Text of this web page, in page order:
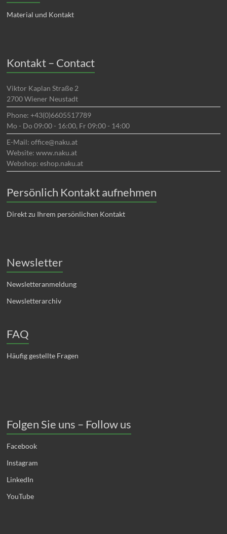
Material und Kontakt
Kontakt – Contact
Viktor Kaplan Straße 2
2700 Wiener Neustadt
Phone: +43(0)6605517789
Mo - Do 09:00 - 16:00, Fr 09:00 - 14:00
E-Mail: office@naku.at
Website: www.naku.at
Webshop: eshop.naku.at
Persönlich Kontakt aufnehmen
Direkt zu Ihrem persönlichen Kontakt
Newsletter
Newsletteranmeldung
Newsletterarchiv
FAQ
Häufig gestellte Fragen
Folgen Sie uns – Follow us
Facebook
Instagram
LinkedIn
YouTube